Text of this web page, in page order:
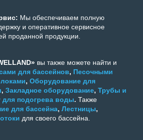
Мы обеспечиваем полную
и оперативное сервисное
проданной продукции.
вы также можете найти и
для бассейнов, Песочными
, Оборудование для
, Закладное оборудование, Трубы и
для подогрева воды. Также
для бассейна, Лестницы,
для своего бассейна.